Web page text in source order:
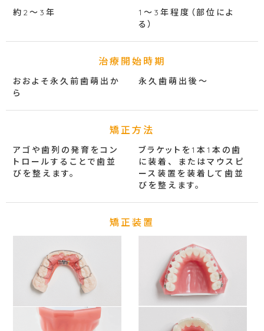
約2〜3年
1〜3年程度（部位によ
る）
治療開始時期
おおよそ永久前歯萌出か
ら
永久歯萌出後〜
矯正方法
アゴや歯列の発育をコン
トロールすることで歯並
びを整えます。
ブラケットを1本1本の歯
に装着、
またはマウスピ
ース装置を装着して 歯並
びを整えます。
矯正装置